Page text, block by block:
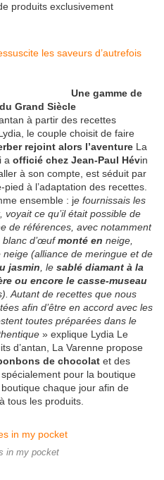
produits exclusivement
Une gamme de
Grand Siècle
à partir des recettes
le couple choisit de faire
rejoint alors l’aventure La
a officié chez Jean-Paul Hévin
à son compte, est séduit par
pied à l’adaptation des recettes.
ensemble : je fournissais les
ce qu’il était possible de
de références, avec notamment
blanc d’œufmonté en neige,
neige (alliance de meringue et de
jasmin , le sablé diamant à la
ou encore le casse-museau
Autant de recettes que nous
afin d’être en accord avec les
toutes préparées dans le
» explique Lydia Le
d’antan, La Varenne propose
de chocolat et des
spécialement pour la boutique
chaque jour afin de
tous les produits.
in my pocket